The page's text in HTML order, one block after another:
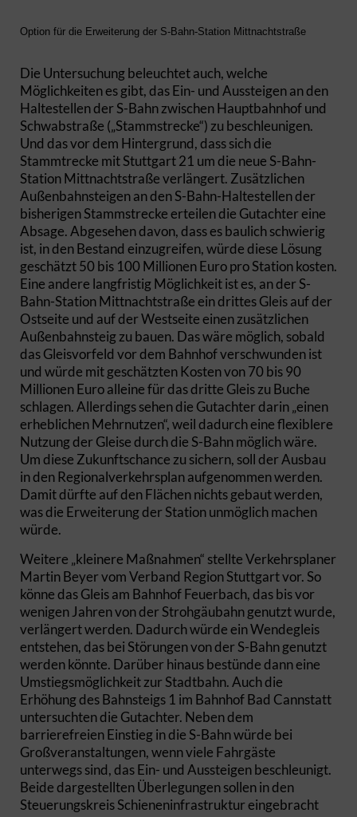
Option für die Erweiterung der S-Bahn-Station Mittnachtstraße
Die Untersuchung beleuchtet auch, welche
Möglichkeiten es gibt, das Ein- und Aussteigen an den
Haltestellen der S-Bahn zwischen Hauptbahnhof und
Schwabstraße („Stammstrecke“) zu beschleunigen.
Und das vor dem Hintergrund, dass sich die
Stammtrecke mit Stuttgart 21 um die neue S-Bahn-
Station Mittnachtstraße verlängert. Zusätzlichen
Außenbahnsteigen an den S-Bahn-Haltestellen der
bisherigen Stammstrecke erteilen die Gutachter eine
Absage. Abgesehen davon, dass es baulich schwierig
ist, in den Bestand einzugreifen, würde diese Lösung
geschätzt 50 bis 100 Millionen Euro pro Station kosten.
Eine andere langfristig Möglichkeit ist es, an der S-
Bahn-Station Mittnachtstraße ein drittes Gleis auf der
Ostseite und auf der Westseite einen zusätzlichen
Außenbahnsteig zu bauen. Das wäre möglich, sobald
das Gleisvorfeld vor dem Bahnhof verschwunden ist
und würde mit geschätzten Kosten von 70 bis 90
Millionen Euro alleine für das dritte Gleis zu Buche
schlagen. Allerdings sehen die Gutachter darin „einen
erheblichen Mehrnutzen“, weil dadurch eine flexiblere
Nutzung der Gleise durch die S-Bahn möglich wäre.
Um diese Zukunftschance zu sichern, soll der Ausbau
in den Regionalverkehrsplan aufgenommen werden.
Damit dürfte auf den Flächen nichts gebaut werden,
was die Erweiterung der Station unmöglich machen
würde.
Weitere „kleinere Maßnahmen“ stellte Verkehrsplaner
Martin Beyer vom Verband Region Stuttgart vor. So
könne das Gleis am Bahnhof Feuerbach, das bis vor
wenigen Jahren von der Strohgäubahn genutzt wurde,
verlängert werden. Dadurch würde ein Wendegleis
entstehen, das bei Störungen von der S-Bahn genutzt
werden könnte. Darüber hinaus bestünde dann eine
Umstiegsmöglichkeit zur Stadtbahn. Auch die
Erhöhung des Bahnsteigs 1 im Bahnhof Bad Cannstatt
untersuchten die Gutachter. Neben dem
barrierefreien Einstieg in die S-Bahn würde bei
Großveranstaltungen, wenn viele Fahrgäste
unterwegs sind, das Ein- und Aussteigen beschleunigt.
Beide dargestellten Überlegungen sollen in den
Steuerungskreis Schieneninfrastruktur eingebracht